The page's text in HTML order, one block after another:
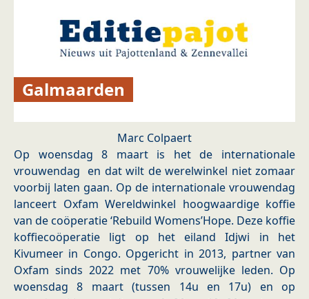
Galmaarden
Marc Colpaert
Op woensdag 8 maart is het de internationale
vrouwendag en dat wilt de werelwinkel niet zomaar
voorbij laten gaan. Op de internationale vrouwendag
lanceert Oxfam Wereldwinkel hoogwaardige koffie
van de coöperatie ‘Rebuild Womens’Hope. Deze koffie
koffiecoöperatie ligt op het eiland Idjwi in het
Kivumeer in Congo. Opgericht in 2013, partner van
Oxfam sinds 2022 met 70% vrouwelijke leden. Op
woensdag 8 maart (tussen 14u en 17u) en op